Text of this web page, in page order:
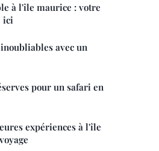
à l'île maurice : votre
ici
avec un
pour un safari en
expériences à l'île